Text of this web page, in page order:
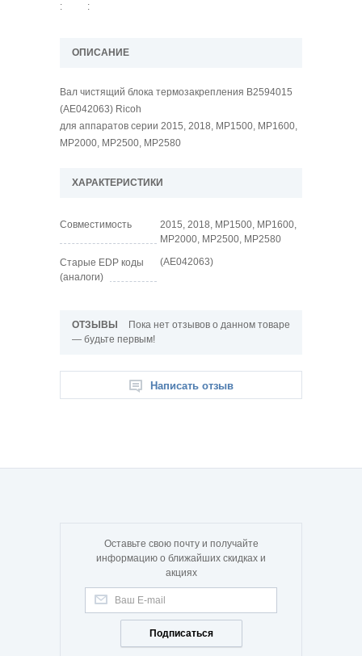
: :
ОПИСАНИЕ
Вал чистящий блока термозакрепления B2594015
(AE042063) Ricoh
для аппаратов серии 2015, 2018, MP1500, MP1600,
MP2000, MP2500, MP2580
ХАРАКТЕРИСТИКИ
Совместимость
2015, 2018, MP1500, MP1600,
MP2000, MP2500, MP2580
Старые EDP коды
(аналоги)
(AE042063)
ОТЗЫВЫ
Пока нет отзывов о данном товаре
— будьте первым!
Написать отзыв
Оставьте свою почту и получайте
информацию о ближайших скидках и
акциях
Подписаться